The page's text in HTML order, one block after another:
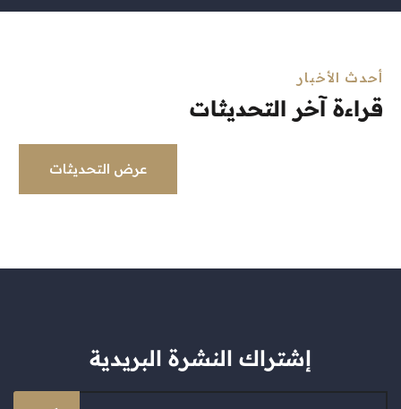
أحدث الأخبار
قراءة آخر التحديثات
عرض التحديثات
إشتراك النشرة البريدية